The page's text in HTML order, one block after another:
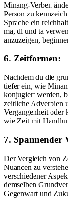
Minang-Verben
Person zu
Sprache ein
ma, di und ta
anzuzeigen,
6. Zeitformen:
Nachdem du die
tiefer ein, wie
konjugiert werden,
zeitliche Adverbien
Vergangenheit oder
wie Zeit mit
7. Spannender
Der Vergleich von
Nuancen zu
verschiedener
demselben
Gegenwart und